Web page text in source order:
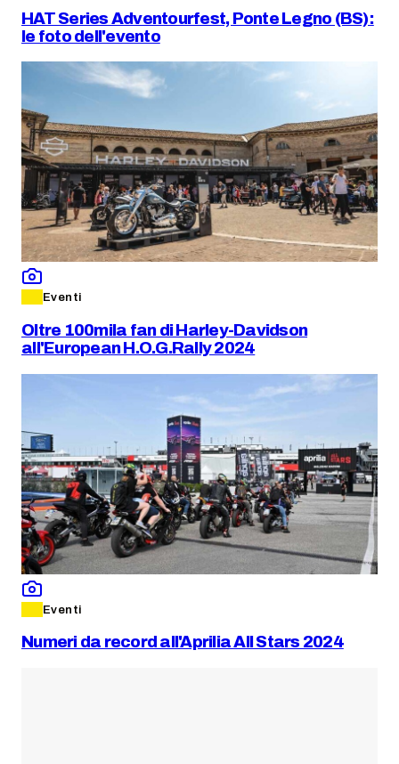
HAT Series Adventourfest, Ponte Legno (BS):
le foto dell'evento
Eventi
Oltre 100mila fan di Harley-Davidson
all'European H.O.G.Rally 2024
Eventi
Numeri da record all'Aprilia All Stars 2024